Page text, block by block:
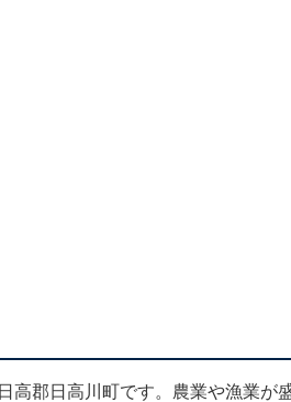
高郡日高川町です。農業や漁業が